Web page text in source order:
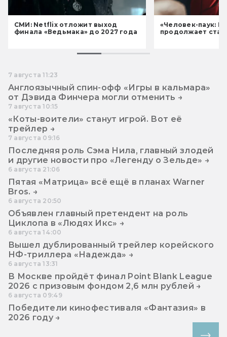
СМИ: Netflix отложит выход
финала «Ведьмака» до 2027 года
«Человек-паук:
продолжает
7 августа 11:23
Англоязычный спин-офф «Игры в кальмара»
от Дэвида Финчера могли отменить →
7 августа 10:15
«Коты-воители» станут игрой. Вот её
трейлер →
7 августа 09:16
Последняя роль Сэма Нила, главный злодей
и другие новости про «Легенду о Зельде» →
6 августа 21:06
Пятая «Матрица» всё ещё в планах Warner
Bros. →
6 августа 20:50
Объявлен главный претендент на роль
Циклопа в «Людях Икс» →
6 августа 14:00
Вышел дублированный трейлер корейского
НФ-триллера «Надежда» →
6 августа 13:31
В Москве пройдёт финал Point Blank League
2026 с призовым фондом 2,6 млн рублей →
6 августа 09:49
Победители кинофестиваля «Фантазия» в
2026 году →